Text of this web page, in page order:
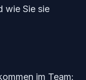
wie Sie sie
im Team: